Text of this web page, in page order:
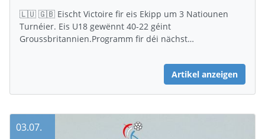
🇱🇺 🇬🇧 Eischt Victoire fir eis Ekipp um 3 Natiounen
Turnéier. Eis U18 gewënnt 40-22 géint
Groussbritannien.Programm fir déi nächst…
Artikel anzeigen
03.07.